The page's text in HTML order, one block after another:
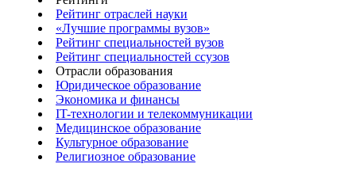
Рейтинг отраслей науки
«Лучшие программы вузов»
Рейтинг специальностей вузов
Рейтинг специальностей ссузов
Отрасли образования
Юридическое образование
Экономика и финансы
IT-технологии и телекоммуникации
Медицинское образование
Культурное образование
Религиозное образование